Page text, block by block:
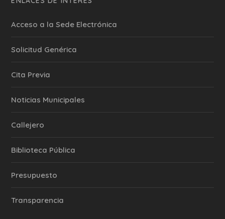
Acceso a la Sede Electrónica
Solicitud Genérica
Cita Previa
‎Noticias Municipales
Callejero
Biblioteca Pública
Presupuesto
Transparencia